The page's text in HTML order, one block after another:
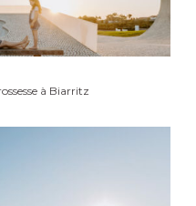
à Biarritz